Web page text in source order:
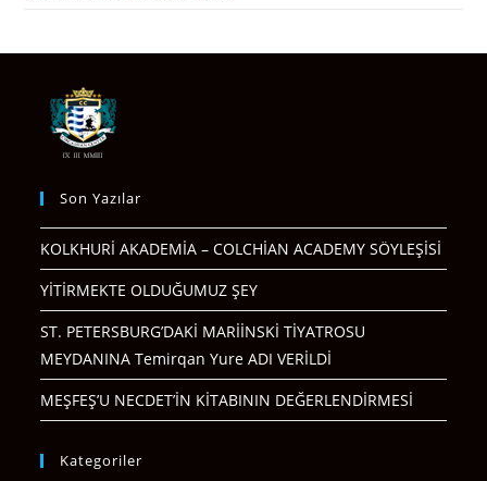
Son Yazılar
KOLKHURİ AKADEMİA – COLCHİAN ACADEMY SÖYLEŞİSİ
YİTİRMEKTE OLDUĞUMUZ ŞEY
ST. PETERSBURG’DAKİ MARİİNSKİ TİYATROSU
MEYDANINA Temirqan Yure ADI VERİLDİ
MEŞFEŞ’U NECDET’İN KİTABININ DEĞERLENDİRMESİ
Kategoriler